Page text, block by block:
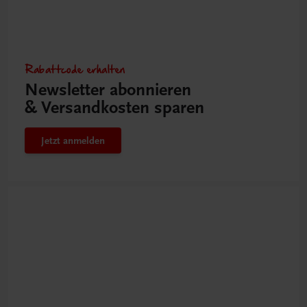
Rabattcode erhalten
Newsletter abonnieren
& Versandkosten sparen
Jetzt anmelden